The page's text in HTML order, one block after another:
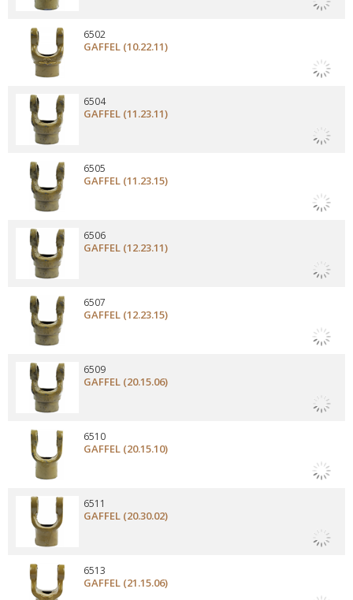
GAFFEL (10.22.11)
6502
GAFFEL (11.23.11)
6504
GAFFEL (11.23.15)
6505
GAFFEL (12.23.11)
6506
GAFFEL (12.23.15)
6507
GAFFEL (20.15.06)
6509
GAFFEL (20.15.10)
6510
GAFFEL (20.30.02)
6511
GAFFEL (21.15.06)
6513